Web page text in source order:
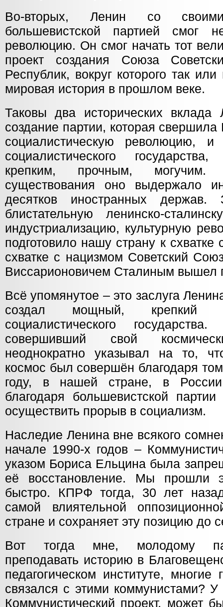
Во-вторых, Ленин со
большевистской партией смог
революцию. Он смог начать тот
проект создания Союза
Республик, вокруг которого так
мировая история в прошлом веке.
Таковы два исторических вклада
создание партии, которая
социалистическую революцию, и
социалистического
крепким, прочным,
существования оно выдержало
десятков иностранных
блистательную ленинско-
индустриализацию, культурную
подготовило нашу страну к
схватке с нацизмом Советский
Виссарионовичем Сталиным вышел
Всё упомянутое – это заслуга
создал мощный, крепкий
социалистического
совершивший свой
неоднократно указывал на то,
космос был совершён благодаря
году, в нашей стране, в
благодаря большевистской партии
осуществить прорыв в социализм.
Наследие Ленина вне всякого
начале 1990-х годов –
указом Бориса Ельцина была
её восстановление. Мы прошли
быстро. КПРФ тогда, 30 лет
самой влиятельной
стране и сохраняет эту позицию до
Вот тогда мне, молодому
преподавать историю в
педагогическом институте,
связался с этими коммунистами?
Коммунистический проект, может